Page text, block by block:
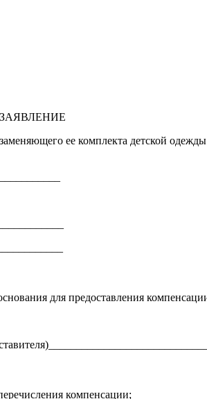
ЗАЯВЛЕНИЕ
ее комплекта детской одежды
для предоставления
компенсации;